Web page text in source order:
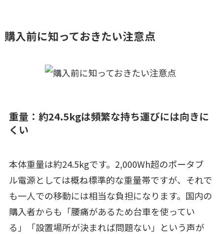
購入前に知っておきたい注意点
重量：約24.5kgは頻繁な持ち運びには向きに
くい
本体重量は約24.5kgです。2,000Wh超のポータブ
ル電源としては概ね標準的な重量帯ですが、それで
も一人での移動には相当な負担になります。国内の
購入者からも「腰痛があるため台車を使ってい
る」「設置場所が決まれば問題ない」という声が